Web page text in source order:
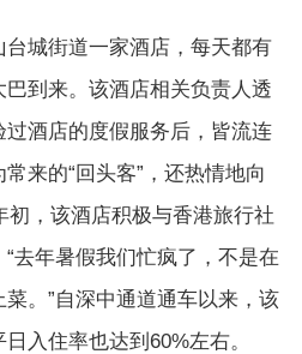
城街道一家酒店，每天都有
到来。该酒店相关负责人透
酒店的度假服务后，皆流连
来的“回头客”，还热情地向
初，该酒店积极与香港旅行社
去年暑假我们忙疯了，不是在
。”自深中通道通车以来，该
入住率也达到60%左右。